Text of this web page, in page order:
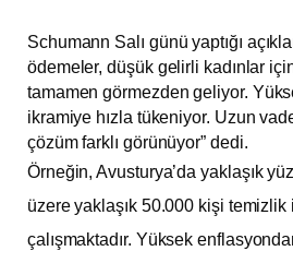
Schumann Salı günü yaptığı
ödemeler, düşük gelirli kadınlar
tamamen görmezden geliyor.
ikramiye hızla tükeniyor. Uzun
çözüm farklı görünüyor” dedi.
Örneğin, Avusturya’da yaklaşık
üzere yaklaşık 50.000 kişi temizlik
çalışmaktadır. Yüksek